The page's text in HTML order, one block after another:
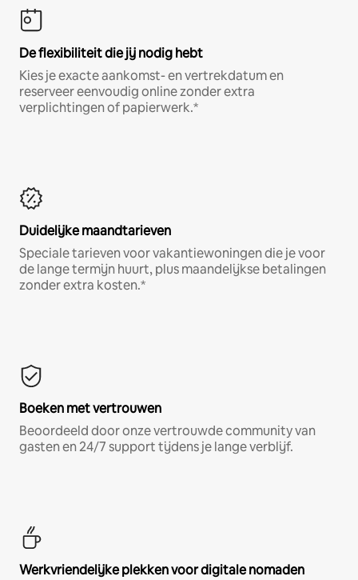
De flexibiliteit die jij nodig hebt
Kies je exacte aankomst- en vertrekdatum en
reserveer eenvoudig online zonder extra
verplichtingen of papierwerk.*
Duidelijke maandtarieven
Speciale tarieven voor vakantiewoningen die je voor
de lange termijn huurt, plus maandelijkse betalingen
zonder extra kosten.*
Boeken met vertrouwen
Beoordeeld door onze vertrouwde community van
gasten en 24/7 support tijdens je lange verblijf.
Werkvriendelijke plekken voor digitale nomaden